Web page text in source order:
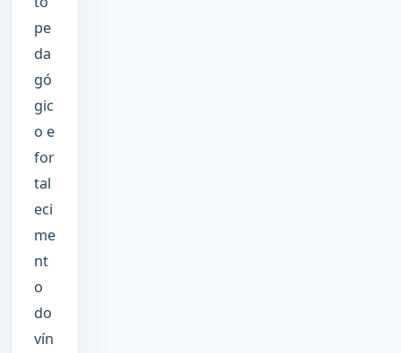
pe
da
gó
gic
o e
for
tal
eci
me
nt
o
do
vín